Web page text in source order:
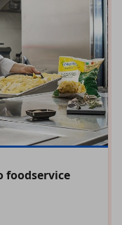
foodservice